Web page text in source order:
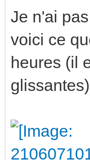
Je n'ai
voici ce
heures (il